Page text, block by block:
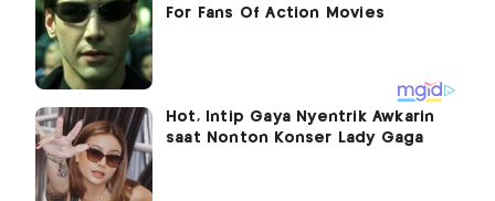
Hot, Intip Gaya Nyentrik Awkarin
saat Nonton Konser Lady Gaga